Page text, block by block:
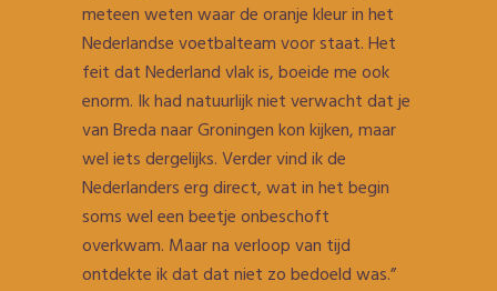
meteen weten waar de oranje kleur in het
Nederlandse voetbalteam voor staat. Het
feit dat Nederland vlak is, boeide me ook
enorm. Ik had natuurlijk niet verwacht dat je
van Breda naar Groningen kon kijken, maar
wel iets dergelijks. Verder vind ik de
Nederlanders erg direct, wat in het begin
soms wel een beetje onbeschoft
overkwam. Maar na verloop van tijd
ontdekte ik dat dat niet zo bedoeld was.”